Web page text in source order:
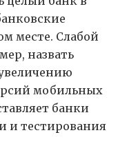
месте. Слабой
назвать
мобильных
банки
и тестирования